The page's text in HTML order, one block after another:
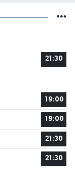
21:30
19:00
19:00
21:30
21:30